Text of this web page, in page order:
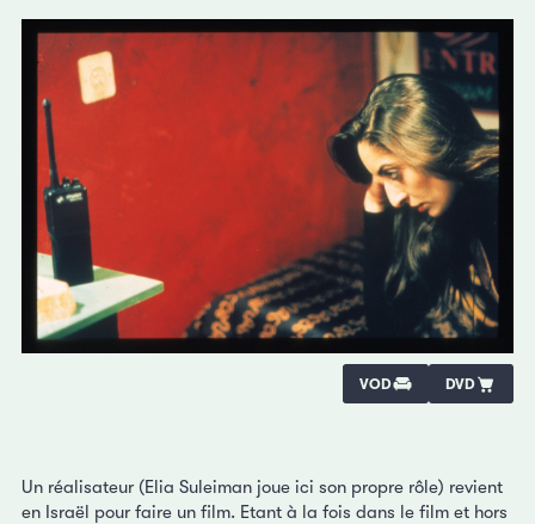
VOD DVD
Un réalisateur (Elia Suleiman joue ici son propre rôle) revient
en Israël pour faire un film. Etant à la fois dans le film et hors